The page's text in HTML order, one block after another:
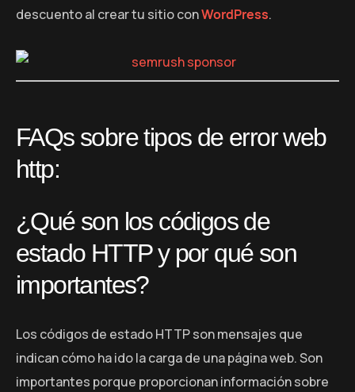
descuento al crear tu sitio conWordPress.
FAQs sobre tipos de error web
http:
¿Qué son los códigos de
estado HTTP y por qué son
importantes?
Los códigos de estado HTTP son mensajes que
indican cómo ha ido la carga de una página web. Son
importantes porque proporcionan información sobre